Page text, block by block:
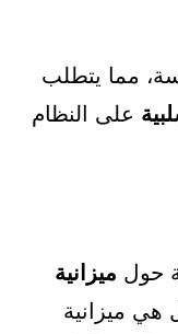
مما يتطلب
على النظام
حول ميزانية
هي ميزانية